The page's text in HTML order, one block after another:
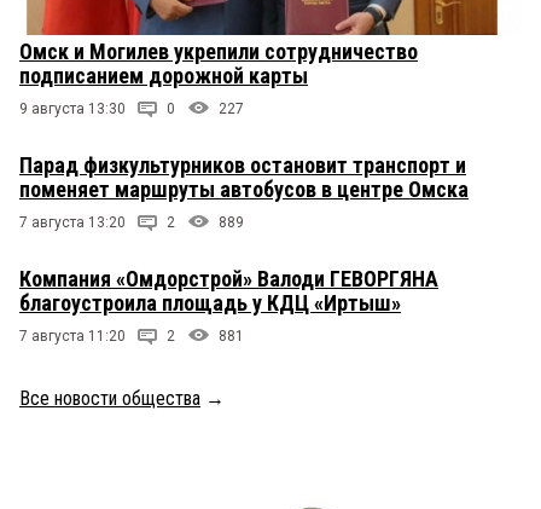
Омск и Могилев укрепили сотрудничество
подписанием дорожной карты
9 августа 13:30 0 227
Парад физкультурников остановит транспорт и
поменяет маршруты автобусов в центре Омска
7 августа 13:20 2 889
Компания «Омдорстрой» Валоди ГЕВОРГЯНА
благоустроила площадь у КДЦ «Иртыш»
7 августа 11:20 2 881
Все новости общества →